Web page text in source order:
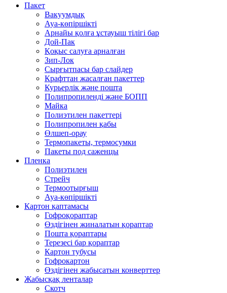
Пакет
Вакуумдық
Ауа-көпіршікті
Арнайы қолға ұстауыш тілігі бар
Дой-Пак
Қоқыс салуға арналған
Зип-Лок
Сырғытпасы бар слайдер
Крафттан жасалған пакеттер
Курьерлік және пошта
Полипропиленді және БОПП
Майка
Полиэтилен пакеттері
Полипропилен қабы
Өлшеп-орау
Термопакеты, термосумки
Пакеты под саженцы
Пленка
Полиэтилен
Стрейч
Термоотырғыш
Ауа-көпіршікті
Картон қаптамасы
Гофроқораптар
Өздігінен жиналатын қораптар
Пошта қораптары
Терезесі бар қораптар
Картон тубусы
Гофрокартон
Өздігінен жабысатын конверттер
Жабысқақ ленталар
Скотч